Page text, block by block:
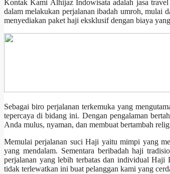
Kontak Kami Alhijaz Indowisata adalah jasa
dalam melakukan perjalanan ibadah umroh, mulai
menyediakan paket haji eksklusif dengan biaya
Sebagai biro perjalanan terkemuka yang
tepercaya di bidang ini. Dengan pengalaman
Anda mulus, nyaman, dan membuat bertambah
Memulai perjalanan suci Haji yaitu mimpi yang
yang mendalam. Sementara beribadah haji
perjalanan yang lebih terbatas dan individual
tidak terlewatkan ini buat pelanggan kami yang